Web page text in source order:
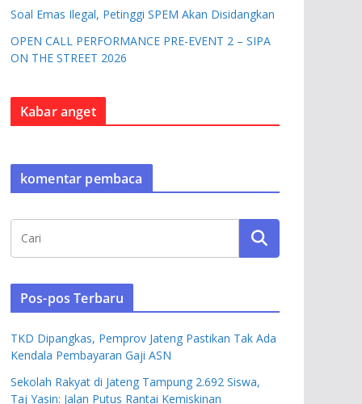
Soal Emas Ilegal, Petinggi SPEM Akan Disidangkan
OPEN CALL PERFORMANCE PRE-EVENT 2 – SIPA
ON THE STREET 2026
Kabar anget
komentar pembaca
Pos-pos Terbaru
TKD Dipangkas, Pemprov Jateng Pastikan Tak Ada
Kendala Pembayaran Gaji ASN
Sekolah Rakyat di Jateng Tampung 2.692 Siswa,
Taj Yasin: Jalan Putus Rantai Kemiskinan